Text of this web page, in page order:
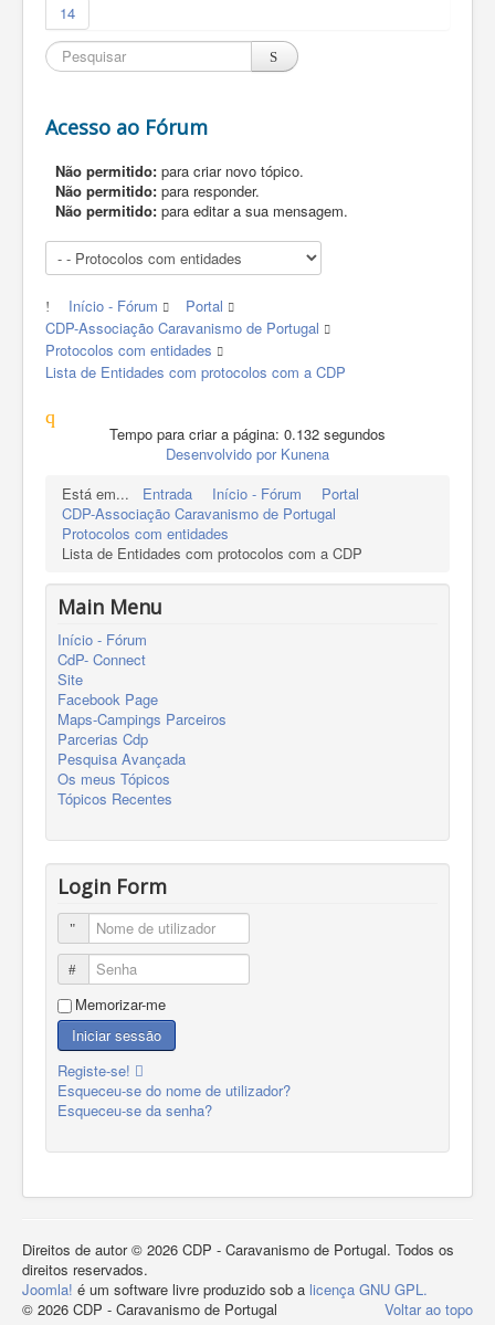
14
Acesso ao Fórum
Não permitido: para criar novo tópico.
Não permitido: para responder.
Não permitido: para editar a sua mensagem.
Início - Fórum
Portal
CDP-Associação Caravanismo de Portugal
Protocolos com entidades
Lista de Entidades com protocolos com a CDP
Tempo para criar a página: 0.132 segundos
Desenvolvido por Kunena
Está em...
Entrada Início - Fórum
Portal
CDP-Associação Caravanismo de Portugal
Protocolos com entidades
Lista de Entidades com protocolos com a CDP
Main Menu
Início - Fórum
CdP- Connect
Site
Facebook Page
Maps-Campings Parceiros
Parcerias Cdp
Pesquisa Avançada
Os meus Tópicos
Tópicos Recentes
Login Form
Nome de utilizador
Senha
Memorizar-me
Iniciar sessão
Registe-se!
Esqueceu-se do nome de utilizador?
Esqueceu-se da senha?
Direitos de autor © 2026 CDP - Caravanismo de Portugal. Todos os
direitos reservados.
Joomla! é um software livre produzido sob a licença GNU GPL.
Voltar ao topo
© 2026 CDP - Caravanismo de Portugal